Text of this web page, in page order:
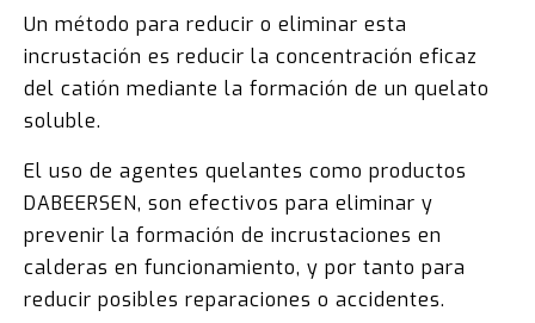
Un método para reducir o eliminar esta
incrustación es reducir la concentración eficaz
del catión mediante la formación de un quelato
soluble.
El uso de agentes quelantes como productos
DABEERSEN, son efectivos para eliminar y
prevenir la formación de incrustaciones en
calderas en funcionamiento, y por tanto para
reducir posibles reparaciones o accidentes.